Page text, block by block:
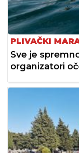
PLIVAČKI
Sve je
organizatori